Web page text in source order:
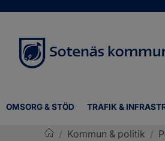
OMSORG & STÖD TRAFIK &
/ Kommun & politik /